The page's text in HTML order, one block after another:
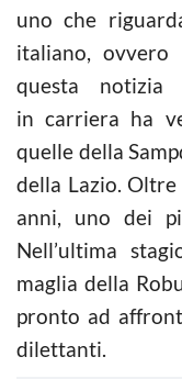
uno che
italiano, ovvero
questa
in carriera ha
quelle della
della Lazio.
anni, uno dei
Nell’ultima
maglia della
pronto ad
dilettanti.